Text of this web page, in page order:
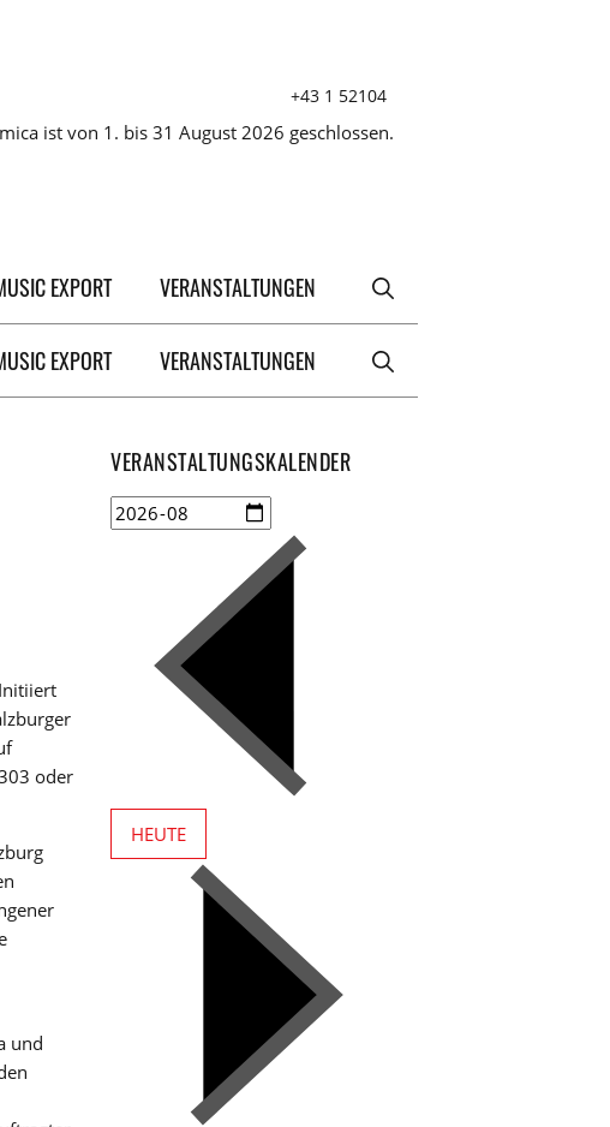
+43 1 52104
mica ist von 1. bis 31 August 2026 geschlossen.
EXPORT VERANSTALTUNGEN
EXPORT VERANSTALTUNGEN
oder
und
VERANSTALTUNGSKALENDER
HEUTE